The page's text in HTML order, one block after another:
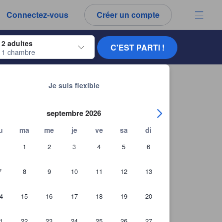
Connectez-vous Créer un compte
naviguer, appuyez sur Entrée pour sélectionner.
2 adultes
1 chambre
de dates. Utilisez les flèches du clavier pour naviguer entre les
Je suis flexible
septembre 2026
ma me je ve sa di
1 2 3 4 5 6
8 9 10 11 12 13
15 16 17 18 19 20
C'EST PARTI !
et tous les commentaires que vous voyez sont authentiques.